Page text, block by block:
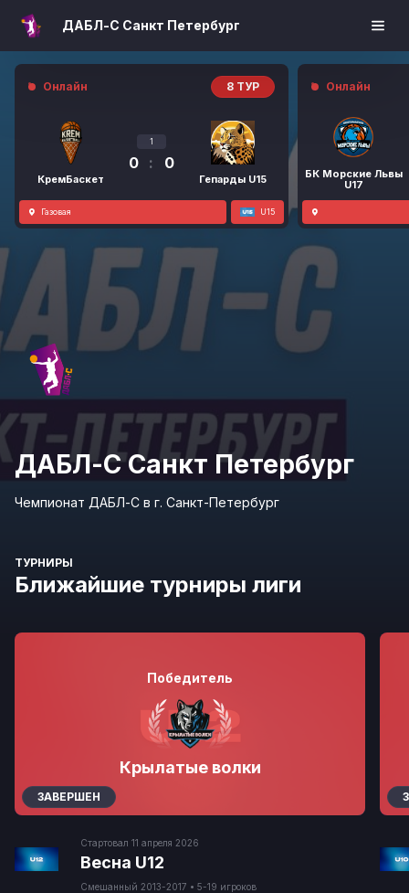
Онлайн 8 ТУР
КремБаскет
1
0 : 0
Гепарды U15
Газовая U15
Онлайн
БК Морские Львы
U17
ДАБЛ-С Санкт Петербург
ДАБЛ-С Санкт Петербург
Чемпионат ДАБЛ-С в г. Санкт-Петербург
ТУРНИРЫ
Ближайшие турниры лиги
ЗАВЕРШЕН
Победитель
Крылатые волки
Стартовал 11 апреля 2026
Весна U12
Смешанный 2013-2017 • 5-19 игроков